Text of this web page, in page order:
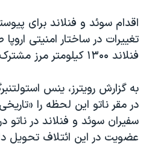
اقدام سوئد و فنلاند برای
تغییرات در ساختار امنیتی
فنلاند ۱۳۰۰ کیلومتر مرز مشترک با روسیه دارد.
به گزارش رویترز، ینس
در مقر ناتو این لحظه را
سفیران سوئد و فنلاند در
عضویت در این ائتلاف تحویل